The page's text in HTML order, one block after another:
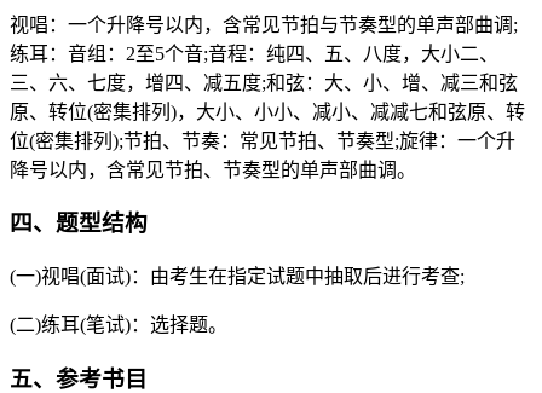
视唱：一个升降号以内，含常见节拍与节奏型的单声部曲调;
练耳：音组：2至5个音;音程：纯四、五、八度，大小二、
三、六、七度，增四、减五度;和弦：大、小、增、减三和弦
原、转位(密集排列)，大小、小小、减小、减减七和弦原、转
位(密集排列);节拍、节奏：常见节拍、节奏型;旋律：一个升
降号以内，含常见节拍、节奏型的单声部曲调。
四、题型结构
(一)视唱(面试)：由考生在指定试题中抽取后进行考查;
(二)练耳(笔试)：选择题。
五、参考书目